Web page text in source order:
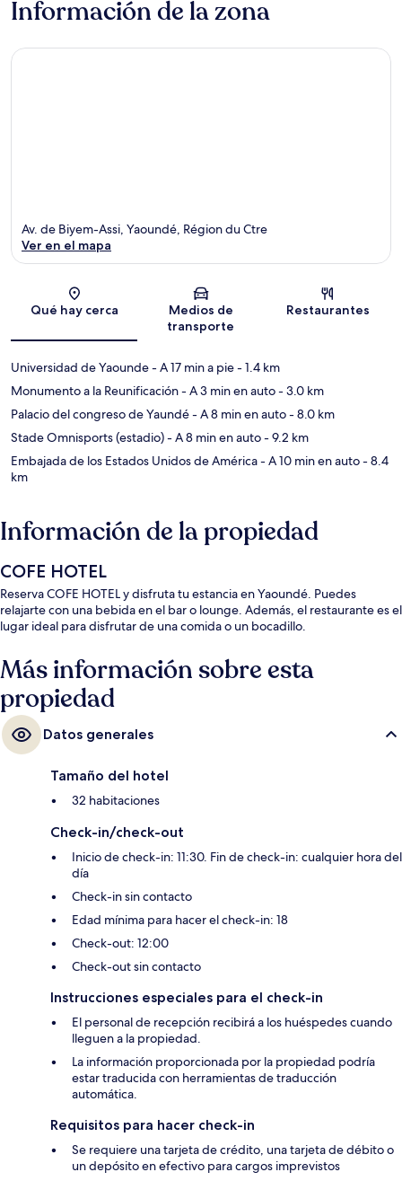
Información de la zona
Sección del mapa
Av. de Biyem-Assi, Yaoundé, Région du Ctre
Ver en el mapa
Qué hay cerca
Medios de
transporte
Restaurantes
Universidad de Yaounde- A 17 min a pie- 1.4 km
Monumento a la Reunificación- A 3 min en auto- 3.0 km
Palacio del congreso de Yaundé- A 8 min en auto- 8.0 km
Stade Omnisports (estadio)- A 8 min en auto- 9.2 km
Embajada de los Estados Unidos de América- A 10 min en auto- 8.4
km
Información de la propiedad
COFE HOTEL
Reserva COFE HOTEL y disfruta tu estancia en Yaoundé. Puedes
relajarte con una bebida en el bar o lounge. Además, el restaurante es el
lugar ideal para disfrutar de una comida o un bocadillo.
Más información sobre esta
propiedad
Datos generales
Tamaño del hotel
32 habitaciones
Check-in/check-out
Inicio de check-in: 11:30. Fin de check-in: cualquier hora del
día
Check-in sin contacto
Edad mínima para hacer el check-in: 18
Check-out: 12:00
Check-out sin contacto
Instrucciones especiales para el check-in
El personal de recepción recibirá a los huéspedes cuando
lleguen a la propiedad.
La información proporcionada por la propiedad podría
estar traducida con herramientas de traducción
automática.
Requisitos para hacer check-in
Se requiere una tarjeta de crédito, una tarjeta de débito o
un depósito en efectivo para cargos imprevistos